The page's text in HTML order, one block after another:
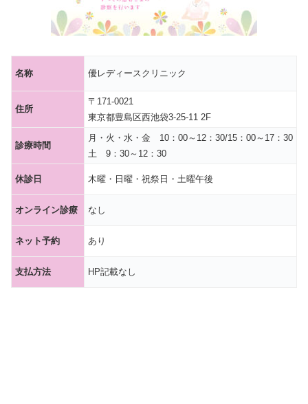
名称 優レディースクリニック
住所
〒171-0021
東京都豊島区西池袋3-25-11 2F
診療時間
月・火・水・金 10：00～12：30/15：00～17：30
土 9：30～12：30
休診日 木曜・日曜・祝祭日・土曜午後
オンライン診療 なし
ネット予約 あり
支払方法 HP記載なし